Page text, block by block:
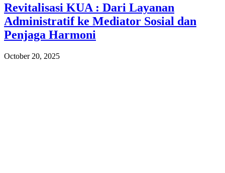
Revitalisasi KUA : Dari Layanan
Administratif ke Mediator Sosial dan
Penjaga Harmoni
October 20, 2025